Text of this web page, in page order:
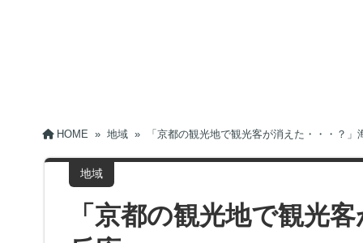
HOME » 地域 » 「京都の観光地で観光客が消えた・・・？」
地域
「京都の観光地で観光